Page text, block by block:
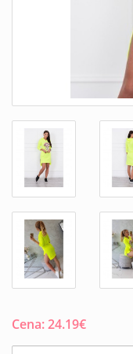
Cena:24.19€